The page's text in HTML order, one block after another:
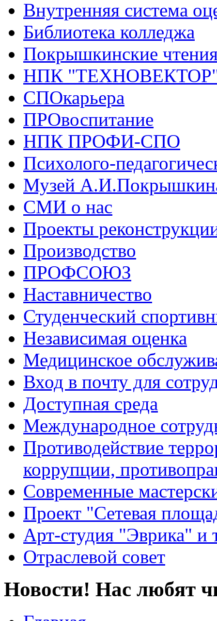
Внутренняя система
Библиотека колледжа
Покрышкинские
НПК
СПОкарьера
ПРОвоспитание
НПК ПРОФИ-СПО
Психолого-
Музей
СМИ о нас
Проекты
Производство
ПРОФСОЮЗ
Наставничество
Студенческий
Независимая оценка
Медицинское
Вход в почту для
Доступная среда
Международное
Противодействие
коррупции,
Современные
Проект "Сетевая
Арт-студия "Эврика" и
Отраслевой совет
Новости! Нас любят